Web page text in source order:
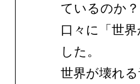
ているのか
口々に「世
した。
世界が壊れ